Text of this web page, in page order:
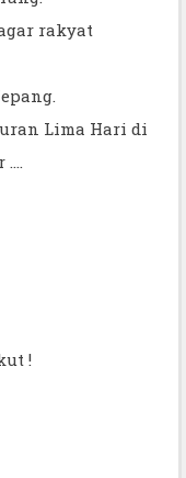
rakyat
Lima Hari di
!